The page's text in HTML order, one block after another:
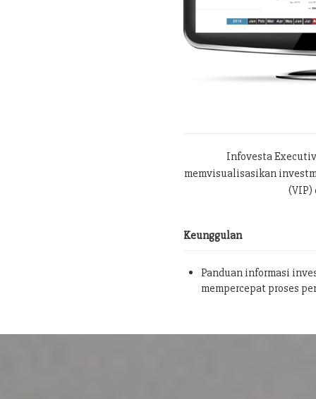
Infovesta
memvisualisasikan
(VIP)
Keunggulan
Panduan informasi
mempercepat proses